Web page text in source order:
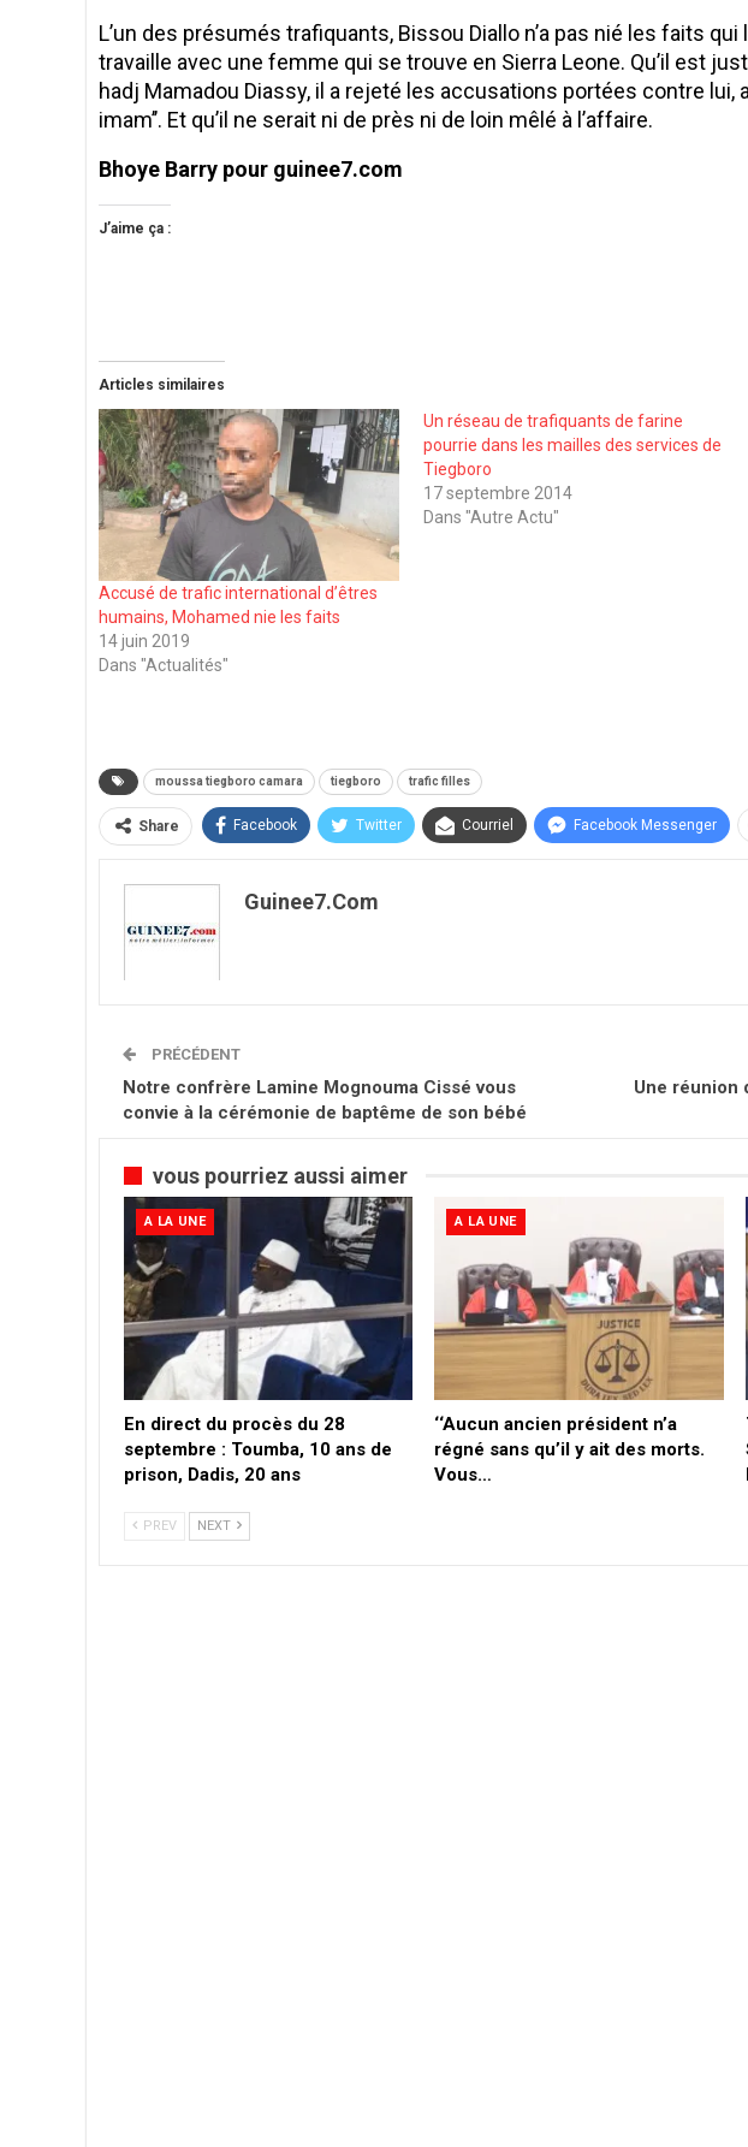
L’un des présumés trafiquants, Bissou Diallo n’a pas nié les faits
travaille avec une femme qui se trouve en Sierra Leone. Qu’il est
hadj Mamadou Diassy, il a rejeté les accusations portées contre lui,
imam’’. Et qu’il ne serait ni de près ni de loin mêlé à l’affaire.
Bhoye Barry pour guinee7.com
J’aime ça :
Articles similaires
Accusé de trafic international d’êtres
humains, Mohamed nie les faits
14 juin 2019
Dans "Actualités"
Un réseau de trafiquants de farine
pourrie dans les mailles des services de
Tiegboro
17 septembre 2014
Dans "Autre Actu"
moussa tiegboro camara tiegboro trafic filles
Share Facebook Twitter Courriel Facebook Messenger
Guinee7.com
PRÉCÉDENT
Notre confrère Lamine Mognouma Cissé vous
convie à la cérémonie de baptême de son bébé
Une réunion
vous pourriez aussi aimer
A LA UNE
En direct du procès du 28
septembre : Toumba, 10 ans de
prison, Dadis, 20 ans
A LA UNE
‘‘Aucun ancien président n’a
régné sans qu’il y ait des morts.
Vous…
PREV NEXT